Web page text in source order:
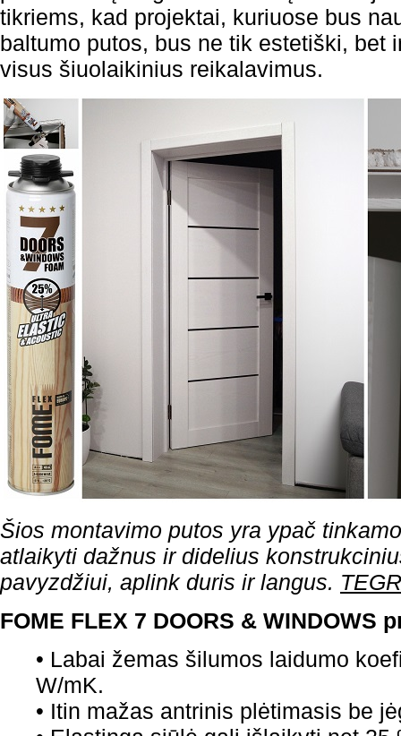
tikriems, kad projektai, kuriuose bus
baltumo putos, bus ne tik estetiški, bet
visus šiuolaikinius reikalavimus.
Šios montavimo putos yra ypač
atlaikyti dažnus ir didelius
pavyzdžiui, aplink duris ir langus.
FOME FLEX 7 DOORS & WINDOWS
• Labai žemas šilumos laidumo
W/mK.
• Itin mažas antrinis plėtimasis be